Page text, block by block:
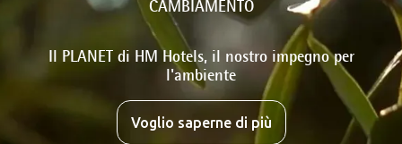
CAMBIAMENTO
Il PLANET di HM Hotels, il nostro impegno per
l'ambiente
Voglio saperne di più